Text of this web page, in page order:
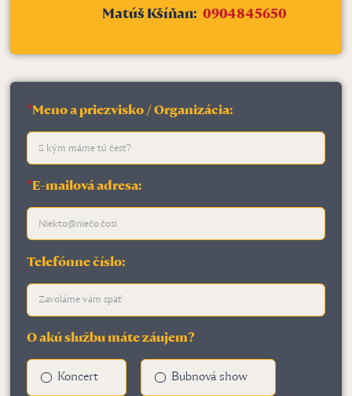
Matúš Kšíňan: 0904845650
*Meno a priezvisko / Organizácia:
*E-mailová adresa:
Telefónne číslo:
O akú službu máte záujem?
Koncert Bubnová show